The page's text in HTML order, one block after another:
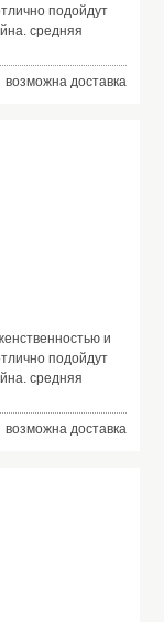
подойдут
средняя
оттенков в стиле
возможна доставка
и
подойдут
средняя
оттенков в стиле
возможна доставка